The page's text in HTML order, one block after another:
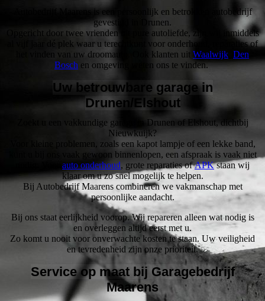
Autobedrijf Maarens is een persoonlijk en betrokken autobedrijf
gevestigd in Drunen.
Opgericht door twee vrienden uit pure autoliefde, zijn wij inmiddels
al vijf jaar dé plek waar u terechtkunt voor onderhoud, reparaties of
het vinden van uw droomauto. Ook klanten uit Waalwijk Den
Bosch en omgeving weten ons te vinden.
Uw betrouwbare garage in
Drunen/Elshout
Zoekt u een vakkundige garage in Drunen of Elshout, dichtbij
Nieuwkuijk?
Voor kleine problemen, zoals een kapot lampje of een lekke band,
kunt u bij ons vaak gewoon binnenlopen, een afspraak is vaak niet
auto onderhoud, grote reparaties ofAPKstaan wij
klaar om u zo snel mogelijk te helpen.
Bij Autobedrijf Maarens combineren we vakmanschap met
persoonlijke aandacht.
Bij ons staat eerlijkheid voorop. Wij repareren alleen wat nodig is
en overleggen altijd eerst met u.
Zo komt u nooit voor onverwachte kosten te staan. Uw veiligheid
en tevredenheid zijn onze prioriteit.
Service op maat bij Garagebedrijf
Maarens